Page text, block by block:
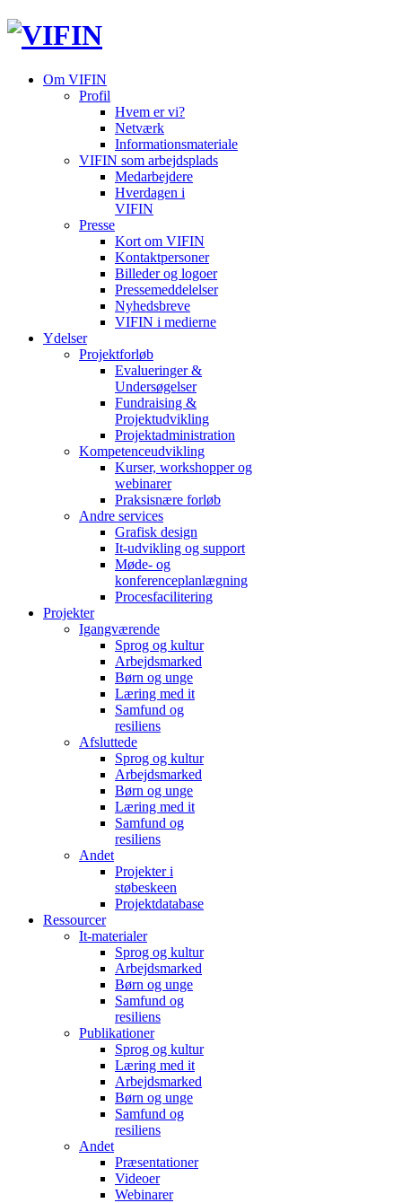
Om VIFIN
Profil
Hvem er vi?
Netværk
Informationsmateriale
VIFIN som arbejdsplads
Medarbejdere
Hverdagen i
VIFIN
Presse
Kort om VIFIN
Kontaktpersoner
Billeder og logoer
Pressemeddelelser
Nyhedsbreve
VIFIN i medierne
Ydelser
Projektforløb
Evalueringer &
Undersøgelser
Fundraising &
Projektudvikling
Projektadministration
Kompetenceudvikling
Kurser, workshopper og
webinarer
Praksisnære forløb
Andre services
Grafisk design
It-udvikling og support
Møde- og
konferenceplanlægning
Procesfacilitering
Projekter
Igangværende
Sprog og kultur
Arbejdsmarked
Børn og unge
Læring med it
Samfund og
resiliens
Afsluttede
Sprog og kultur
Arbejdsmarked
Børn og unge
Læring med it
Samfund og
resiliens
Andet
Projekter i
støbeskeen
Projektdatabase
Ressourcer
It-materialer
Sprog og kultur
Arbejdsmarked
Børn og unge
Samfund og
resiliens
Publikationer
Sprog og kultur
Læring med it
Arbejdsmarked
Børn og unge
Samfund og
resiliens
Andet
Præsentationer
Videoer
Webinarer